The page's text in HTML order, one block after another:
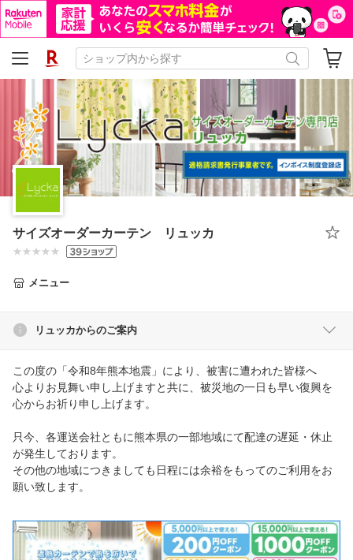
サイズオーダーカーテン リュッカ
メニュー
リュッカからのご案内
この度の「令和8年熊本地震」により、被害に遭われた皆様へ
心よりお見舞い申し上げますと共に、被災地の一日も早い復興を
心からお祈り申し上げます。
只今、各運送会社ともに熊本県の一部地域にて配達の遅延・休止
が発生しております。
その他の地域につきましても日程には余裕をもってのご利用をお
願い致します。